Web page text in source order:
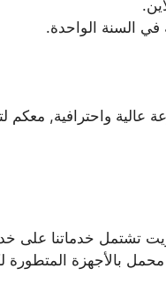
في السنة الواحدة.
عالية واحترافية, معكم
تشتمل خدماتنا على
محمل بالأجهزة